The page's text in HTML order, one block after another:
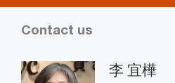
Contact us
李 宜樺